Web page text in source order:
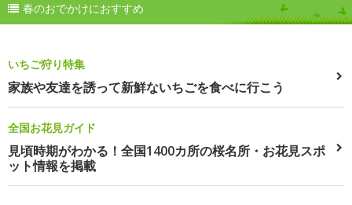
春のおでかけにおすすめ
いちご狩り特集
家族や友達を誘って新鮮ないちごを食べに行こう
全国お花見ガイド
見頃時期がわかる！全国1400カ所の桜名所・お花見スポ
ット情報を掲載